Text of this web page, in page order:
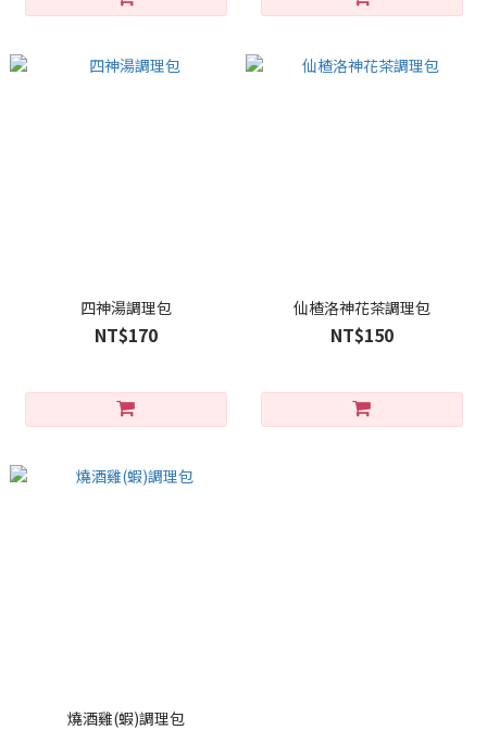
四神湯調理包
NT$170
仙楂洛神花茶調理包
NT$150
燒酒雞(蝦)調理包